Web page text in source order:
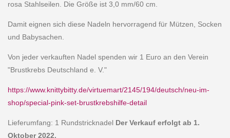
rosa Stahlseilen. Die Größe ist 3,0 mm/60 cm.
Damit eignen sich diese Nadeln hervorragend für Mützen, Socken
und Babysachen.
Von jeder verkauften Nadel spenden wir 1 Euro an den Verein
"Brustkrebs Deutschland e. V."
https://www.knittybitty.de/virtuemart/2145/194/deutsch/neu-im-
shop/special-pink-set-brustkrebshilfe-detail
Lieferumfang: 1 Rundstricknadel Der Verkauf erfolgt ab 1.
Oktober 2022.